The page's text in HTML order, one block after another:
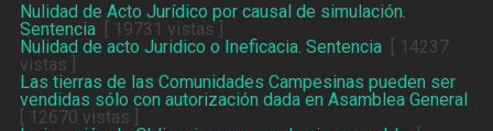
Nulidad de Acto Jurídico por causal de simulación.
Sentencia[ 19731 vistas ]
Nulidad de acto Juridico o Ineficacia. Sentencia[ 14237
vistas ]
Las tierras de las Comunidades Campesinas pueden ser
vendidas sólo con autorización dada en Asamblea General
[ 12670 vistas ]